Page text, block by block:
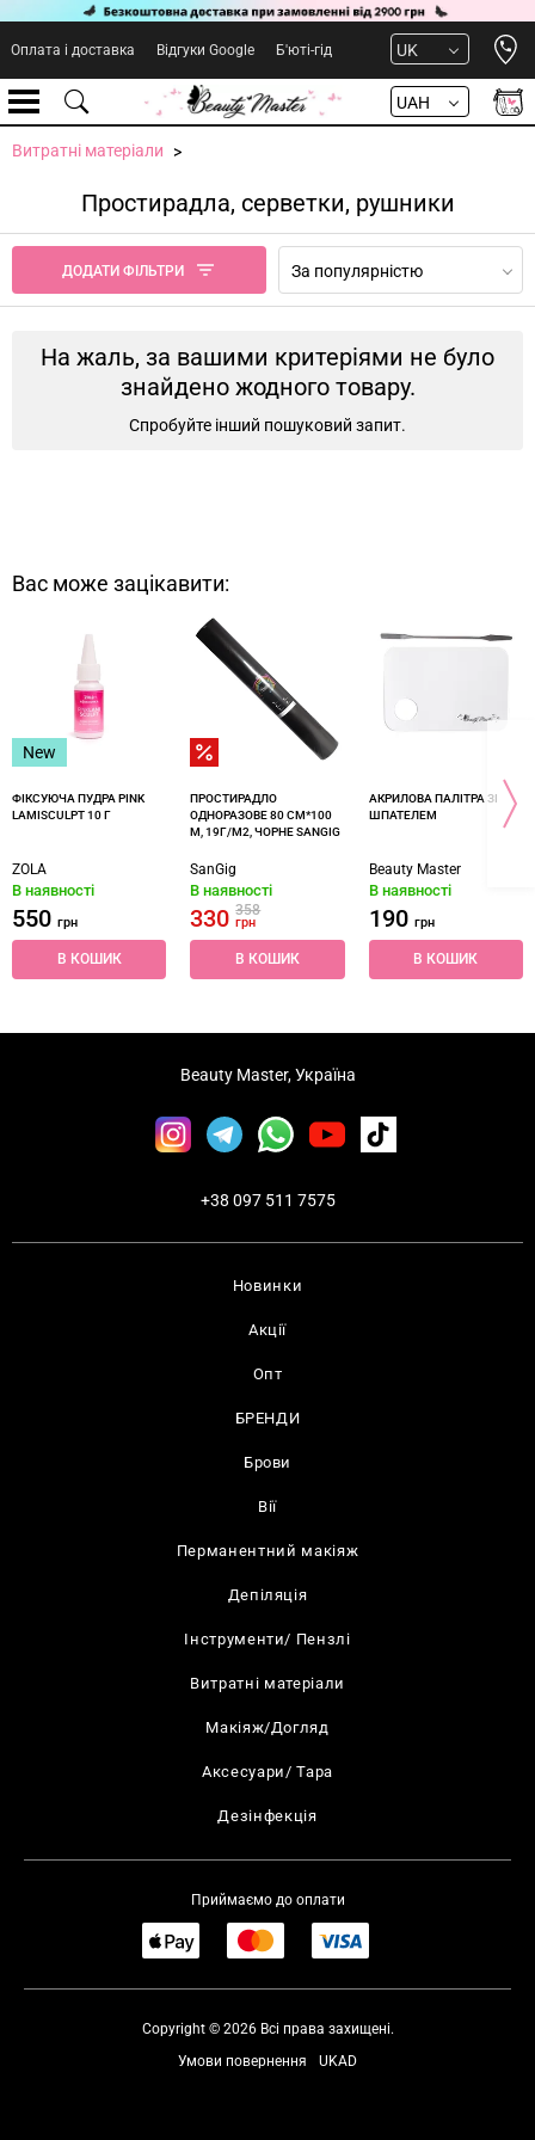
Оплата і доставка Відгуки Google Б'юті-гід UK
UAH
Витратні матеріали
Простирадла, серветки, рушники
ДОДАТИ ФІЛЬТРИ За популярністю
На жаль, за вашими критеріями не було
знайдено жодного товару.
Спробуйте інший пошуковий запит.
Вас може зацікавити:
New
ФІКСУЮЧА ПУДРА PINK
LAMISCULPT 10 Г
ZOLA
В наявності
550 грн
В КОШИК
ПРОСТИРАДЛО
ОДНОРАЗОВЕ 80 СМ*100
М, 19Г/М2, ЧОРНЕ SANGIG
SanGig
В наявності
330358
грн
В КОШИК
АКРИЛОВА ПАЛІТРА ЗІ
ШПАТЕЛЕМ
Beauty Master
В наявності
190 грн
В КОШИК
Новинки
Акції
Опт
БРЕНДИ
Брови
Вії
Перманентний макіяж
Депіляція
Інструменти/ Пензлі
Витратні матеріали
Макіяж/Догляд
Аксесуари/ Тара
Дезінфекція
Beauty Master, Україна
+38 097 511 7575
Приймаємо до оплати
Copyright © 2026 Всі права захищені.
UKAD
Умови повернення